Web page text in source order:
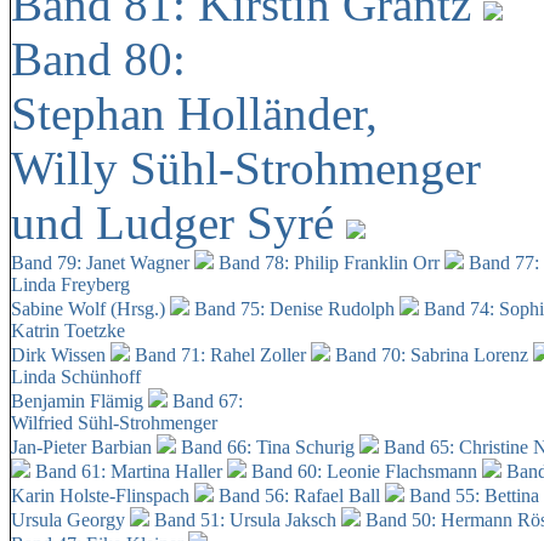
Band 80:
Stephan Holländer,
Willy Sühl-Strohmenger
und Ludger Syré
Band 79: Janet Wagner Band 78: Philip Franklin Orr
Band
Linda Freyberg
Sabine Wolf (Hrsg.)
Band 75: Denise Rudolph
Band 74:
Katrin Toetzke
Dirk Wissen
Band 71: Rahel Zoller
Band 70: Sabrina Lorenz
Linda Schünhoff
Benjamin Flämig
Band 67:
Wilfried Sühl-Strohmenger
Jan-Pieter Barbian
Band 66: Tina Schurig
Band 65: Christine
Band 61: Martina Haller
Band 60: Leonie Flachsmann
Karin Holste-Flinspach
Band 56: Rafael Ball
Band 55:
Ursula Georgy
Band 51: Ursula Jaksch Band 50: Hermann